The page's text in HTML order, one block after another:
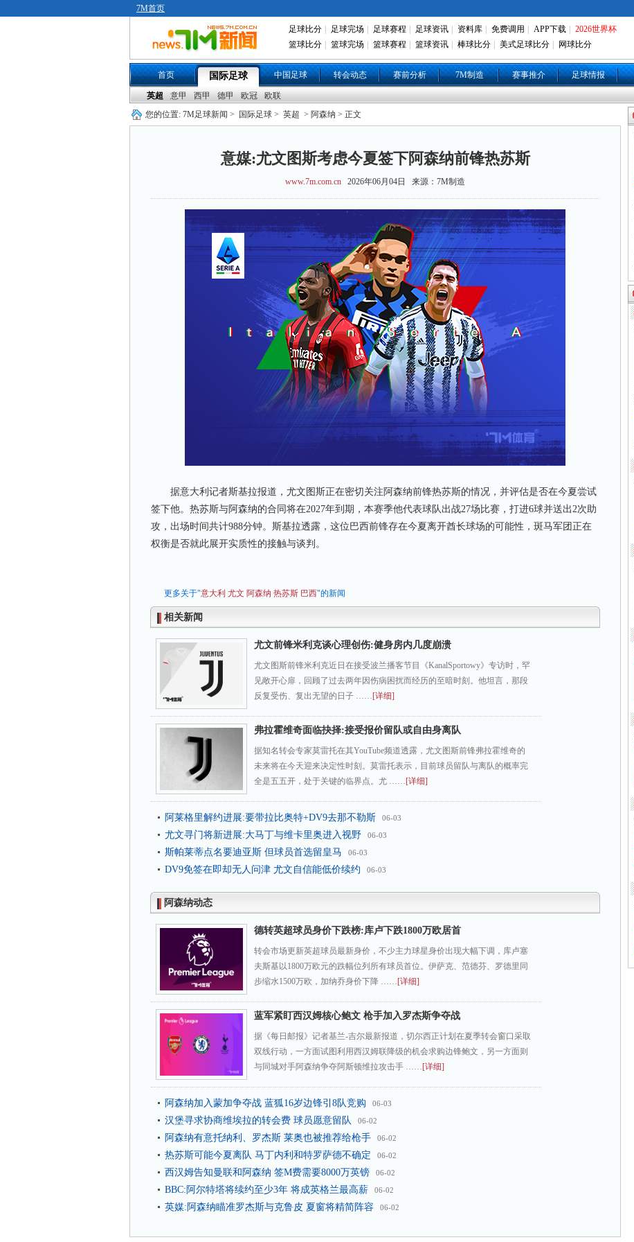
7M首页
足球比分 足球完场 足球赛程 足球资讯 资料库 免费调用 APP下载
2026世界杯
篮球比分
篮球完场 篮球赛程 篮球资讯 棒球比分 美式足球比分 网球比分
首页 国际足球 中国足球 转会动态 赛前分析 7M制造 赛事推介 足球情报
英超 意甲 西甲 德甲 欧冠
欧联
您的位置: 7M足球新闻 > 国际足球 > 英超 > 阿森纳 > 正文
意媒:尤文图斯考虑今夏签下阿森纳前锋热苏斯
www.7m.com.cn 2026年06月04日 来源：7M制造
据意大利记者斯基拉报道，尤文图斯正在密切关注阿森纳前锋热苏斯的情况，并评估是否在今夏尝试
签下他。热苏斯与阿森纳的合同将在2027年到期，本赛季他代表球队出战27场比赛，打进6球并送出2次助
攻，出场时间共计988分钟。斯基拉透露，这位巴西前锋存在今夏离开酋长球场的可能性，斑马军团正在
权衡是否就此展开实质性的接触与谈判。
更多关于"意大利 尤文 阿森纳 热苏斯 巴西"的新闻
相关新闻
尤文前锋米利克谈心理创伤:健身房内几度崩溃
尤文图斯前锋米利克近日在接受波兰播客节目《KanalSportowy》专访时，罕
见敞开心扉，回顾了过去两年因伤病困扰而经历的至暗时刻。他坦言，那段
反复受伤、复出无望的日子 ……[详细]
弗拉霍维奇面临抉择:接受报价留队或自由身离队
据知名转会专家莫雷托在其YouTube频道透露，尤文图斯前锋弗拉霍维奇的
未来将在今天迎来决定性时刻。莫雷托表示，目前球员留队与离队的概率完
全是五五开，处于关键的临界点。尤 ……[详细]
阿莱格里解约进展:要带拉比奥特+DV9去那不勒斯 06-03
尤文寻门将新进展:大马丁与维卡里奥进入视野 06-03
斯帕莱蒂点名要迪亚斯 但球员首选留皇马 06-03
DV9免签在即却无人问津 尤文自信能低价续约 06-03
阿森纳动态
德转英超球员身价下跌榜:库卢下跌1800万欧居首
转会市场更新英超球员最新身价，不少主力球星身价出现大幅下调，库卢塞
夫斯基以1800万欧元的跌幅位列所有球员首位。伊萨克、范德芬、罗德里同
步缩水1500万欧，加纳乔身价下降 ……[详细]
蓝军紧盯西汉姆核心鲍文 枪手加入罗杰斯争夺战
据《每日邮报》记者基兰-吉尔最新报道，切尔西正计划在夏季转会窗口采取
双线行动，一方面试图利用西汉姆联降级的机会求购边锋鲍文，另一方面则
与同城对手阿森纳争夺阿斯顿维拉攻击手 ……[详细]
阿森纳加入蒙加争夺战 蓝狐16岁边锋引8队竞购 06-03
汉堡寻求协商维埃拉的转会费 球员愿意留队 06-02
阿森纳有意托纳利、罗杰斯 莱奥也被推荐给枪手 06-02
热苏斯可能今夏离队 马丁内利和特罗萨德不确定 06-02
西汉姆告知曼联和阿森纳 签M费需要8000万英镑 06-02
BBC:阿尔特塔将续约至少3年 将成英格兰最高薪 06-02
英媒:阿森纳瞄准罗杰斯与克鲁皮 夏窗将精简阵容 06-02